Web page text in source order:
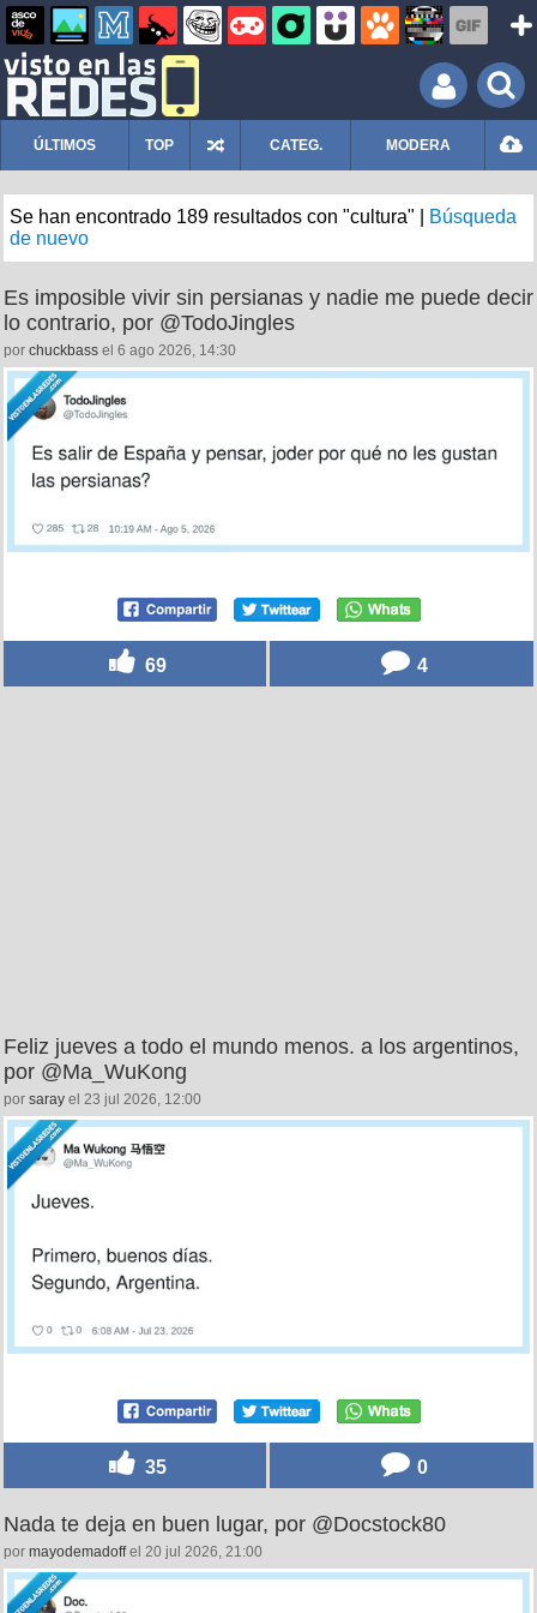
ÚLTIMOS TOP CATEG. MODERA
Se han encontrado 189 resultados con "cultura" |
Búsqueda
de nuevo
Es imposible vivir sin persianas y nadie me puede decir
lo contrario, por @TodoJingles
por chuckbass el 6 ago 2026, 14:30
69 4
Feliz jueves a todo el mundo menos. a los argentinos,
por @Ma_WuKong
por saray el 23 jul 2026, 12:00
35 0
Nada te deja en buen lugar, por @Docstock80
por mayodemadoffel 20 jul 2026, 21:00